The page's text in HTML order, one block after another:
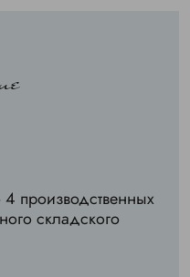
производственных
складского